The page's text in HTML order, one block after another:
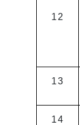
12
13
14